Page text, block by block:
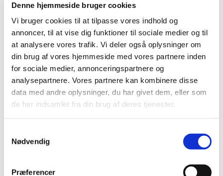
Denne hjemmeside bruger cookies
Vi bruger cookies til at tilpasse vores indhold og
annoncer, til at vise dig funktioner til sociale medier og til
at analysere vores trafik. Vi deler også oplysninger om
din brug af vores hjemmeside med vores partnere inden
for sociale medier, annonceringspartnere og
analysepartnere. Vores partnere kan kombinere disse
data med andre oplysninger, du har givet dem, eller som
de har indsamlet fra din brug af deres tjenester.
Nødvendig
Præferencer
Mette Brunshuus